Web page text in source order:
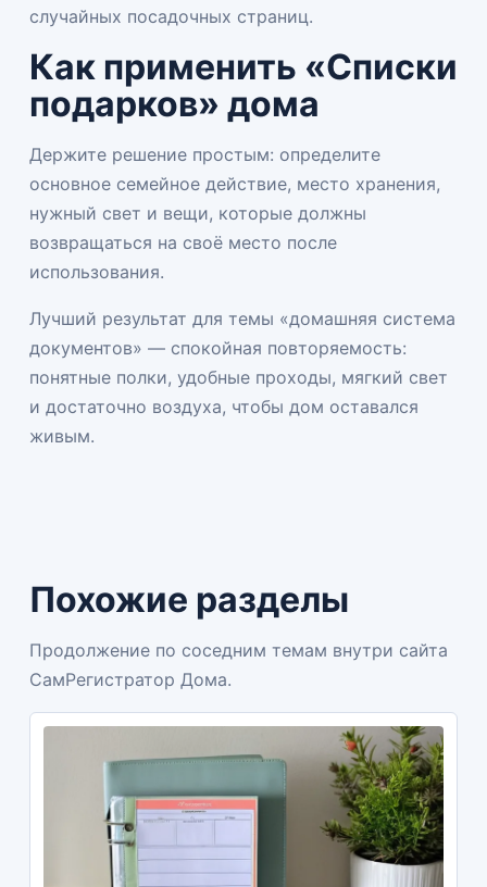
случайных посадочных страниц.
Как применить «Списки
подарков» дома
Держите решение простым: определите
основное семейное действие, место хранения,
нужный свет и вещи, которые должны
возвращаться на своё место после
использования.
Лучший результат для темы «домашняя система
документов» — спокойная повторяемость:
понятные полки, удобные проходы, мягкий свет
и достаточно воздуха, чтобы дом оставался
живым.
Похожие разделы
Продолжение по соседним темам внутри сайта
СамРегистратор Дома.